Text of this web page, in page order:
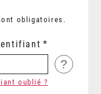
obligatoires.
?
oublié ?